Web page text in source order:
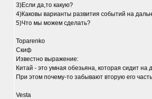
3)Если да,то какую?
4)Каковы варианты развития событий на
5)Что мы можем сделать?
Toparenko
Скиф
Известно выражение:
Китай - это умная обезьяна, которая сидит
При этом почему-то забывают вторую его
Vesta